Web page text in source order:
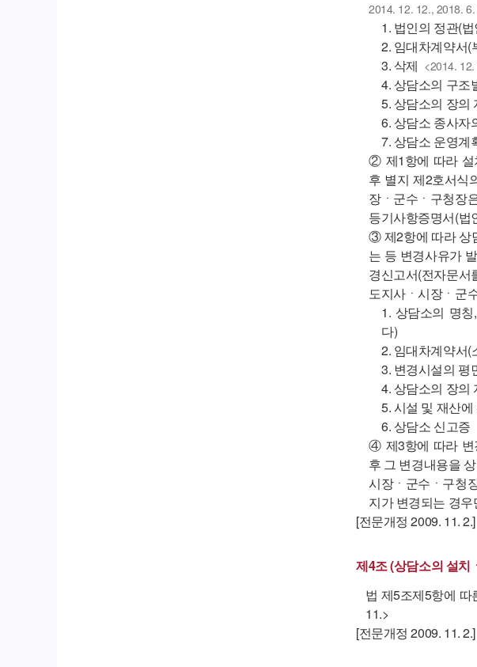
2014. 12. 12., 2018.
1. 법인의 정관(
2. 임대차계약서(
3. 삭제 <2014.
4. 상담소의 구조
5. 상담소의 장의
6. 상담소 종사자
7. 상담소 운영계
② 제1항에 따라 설
후 별지 제2호서식
장ㆍ군수ㆍ구청장
등기사항증명서(법
③ 제2항에 따라 상
는 등 변경사유가
경신고서(전자문
도지사ㆍ시장ㆍ군
1. 상담소의 명
다)
2. 임대차계약서(
3. 변경시설의 평
4. 상담소의 장의
5. 시설 및 재산
6. 상담소 신고증
④ 제3항에 따라 변
후 그 변경내용을
시장ㆍ군수ㆍ구청
지가 변경되는 경
[전문개정 2009. 11. 2.]
제4조 (상담소의 설치
법 제5조제5항에
11.>
[전문개정 2009. 11. 2.]